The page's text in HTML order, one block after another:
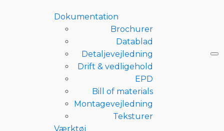
Dokumentation
Brochurer
Datablad
Detaljevejledning
Drift & vedligehold
EPD
Bill of materials
Montagevejledning
Teksturer
Værktøj